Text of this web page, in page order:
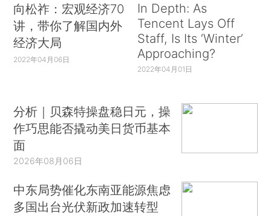
向松祚：宏观经济70
讲，带你了解国内外
经济大局
2022年04月06日
In Depth: As
Tencent Lays Off
Staff, Is Its ‘Winter’
Approaching?
2022年04月01日
分析｜贝森特操盘稳日元，操
作巧思能否撬动美日货币基本
面
2026年08月06日
中东局势催化东南亚能源焦虑
多国出台光伏新政加速转型